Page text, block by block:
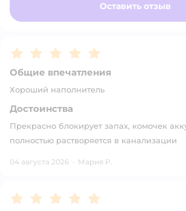
Оставить отзыв
Рейтинг:5
Общие впечатления
Хороший наполнитель
Достоинства
Прекрасно блокирует запах, комочек
полностью растворяется в канализации
04 августа 2026 · Мария Р.
Рейтинг:5